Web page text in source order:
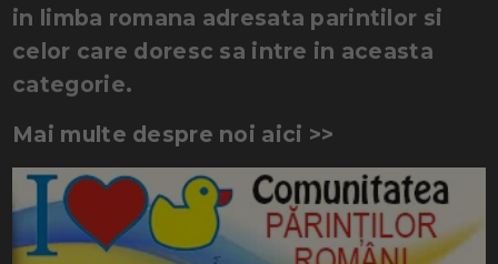
in limba romana adresata parintilor si
celor care doresc sa intre in aceasta
categorie.
Mai multe despre noi aici >>